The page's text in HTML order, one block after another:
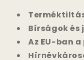
Bírságok és
Az EU-ban